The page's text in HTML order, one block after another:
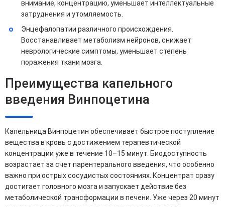
внимание, концентрацию, уменьшает интеллектуальные
затруднения и утомляемость.
Энцефалопатии различного происхождения.
Восстанавливает метаболизм нейронов, снижает
неврологические симптомы, уменьшает степень
поражения ткани мозга.
Преимущества капельного
введения Винпоцетина
Капельница Винпоцетин обеспечивает быстрое поступление
вещества в кровь с достижением терапевтической
концентрации уже в течение 10–15 минут. Биодоступность
возрастает за счет парентерального введения, что особенно
важно при острых сосудистых состояниях. Концентрат сразу
достигает головного мозга и запускает действие без
метаболической трансформации в печени. Уже через 20 минут